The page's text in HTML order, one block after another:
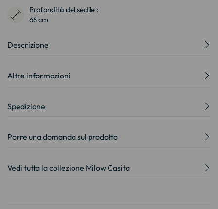
Profondità del sedile :
68 cm
Descrizione
Altre informazioni
Spedizione
Porre una domanda sul prodotto
Vedi tutta la collezione Milow Casita